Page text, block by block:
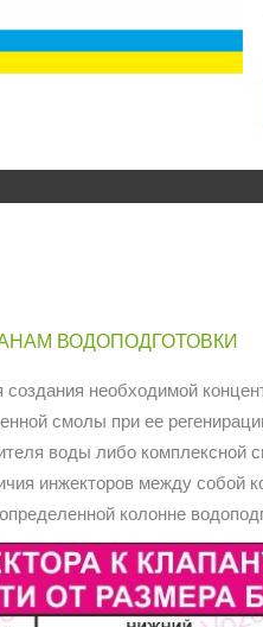
Количество <
ВОДОПОДГОТОВКИ
необходимой
смолы при ее
воды либо комплексной
инжекторов между собой
колонне